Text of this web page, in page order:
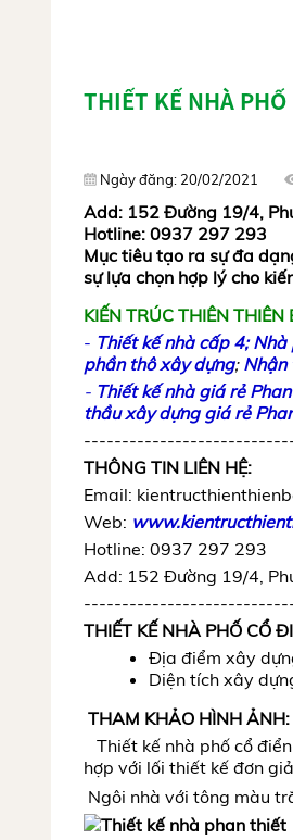
THIẾT KẾ NHÀ
Ngày đăng: 20/02/2021
Add: 152 Đường 19/4,
Hotline: 0937 297 293
Mục tiêu tạo ra sự đa
sự lựa chọn hợp lý cho
KIẾN TRÚC THIÊN THIÊN
- Thiết kế nhà cấp 4; Nhà
phần thô xây dựng;Nhận
- Thiết kế nhà giá rẻ
thầu xây dựng giá rẻ
THÔNG TIN LIÊN HỆ:
Email:
Web:
Hotline: 0937 297 293
Add: 152 Đường 19/4,
THIẾT KẾ NHÀ PHỐ CỔ
Địa điểm xây
Diện tích xây
THAM KHẢO HÌNH ẢNH:
Thiết kế nhà phố cổ
hợp với lối thiết kế đơn
Ngôi nhà với tông màu